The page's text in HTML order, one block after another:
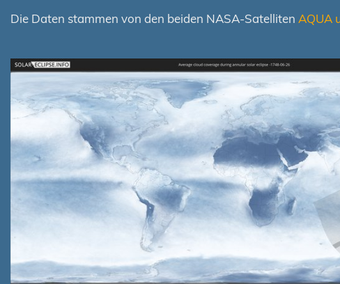
Die Daten stammen von den beiden NASA-Satelliten AQUA